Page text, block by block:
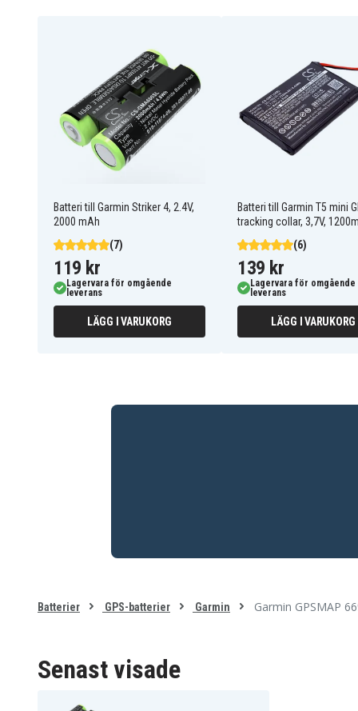
Batteriet är kompatibelt med följande modeller:
Garmin 010-01550-00
Garmin Astro 320
handheld
Garmin GPSMAP 639
Garmin GPSMAP 63SC
Garmin GPSMAP 669
Garmin GPSMAP 66S
Garmin Oregon 600t
Garmin Oregon 650
Garmin PSMAP 64
Garmin PSMAP 64ST
Garmin Striker 4
Batteri till Garmin Striker 4, 2.4V,
2000 mAh
(7)
119 kr
Lagervara för omgående
leverans
LÄGG I VARUKORG
Batteri till Garmin T5 mini
tracking collar, 3,7V,
(6)
139 kr
Lagervara för omgående
leverans
LÄGG I VARUKORG
Batterier GPS-batterier Garmin Garmin GPSMAP
Senast visade